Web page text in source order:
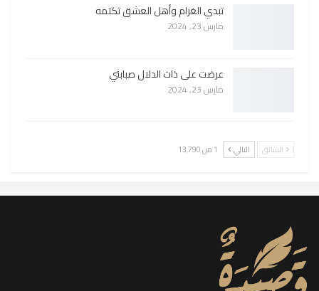
تبدي الغرام وأهل العشق تكتمه
مارس 23, 2024
عرضت على ذات الدلال صبابتي
مارس 23, 2024
السابق التالي 1 من 13٬790